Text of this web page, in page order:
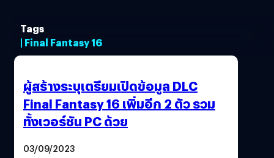
Tags
| Final Fantasy 16
ผู้สร้างระบุเตรียมเปิดข้อมูล DLC
Final Fantasy 16 เพิ่มอีก 2 ตัว รวม
ทั้งเวอร์ชัน PC ด้วย
03/09/2023